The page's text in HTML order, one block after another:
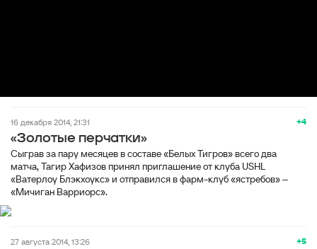
+4
16 декабря 2014, 21:31
«Золотые перчатки»
Сыграв за пару месяцев в составе «Белых Тигров» всего два
матча, Тагир Хафизов принял приглашение от клуба USHL
«Ватерлоу Блэкхоукс» и отправился в фарм-клуб «ястребов» ‒
«Мичиган Варриорс».
+5
27 августа 2014, 13:26